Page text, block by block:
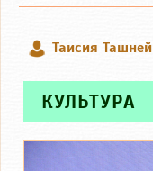
Таисия Ташней
КУЛЬТУРА